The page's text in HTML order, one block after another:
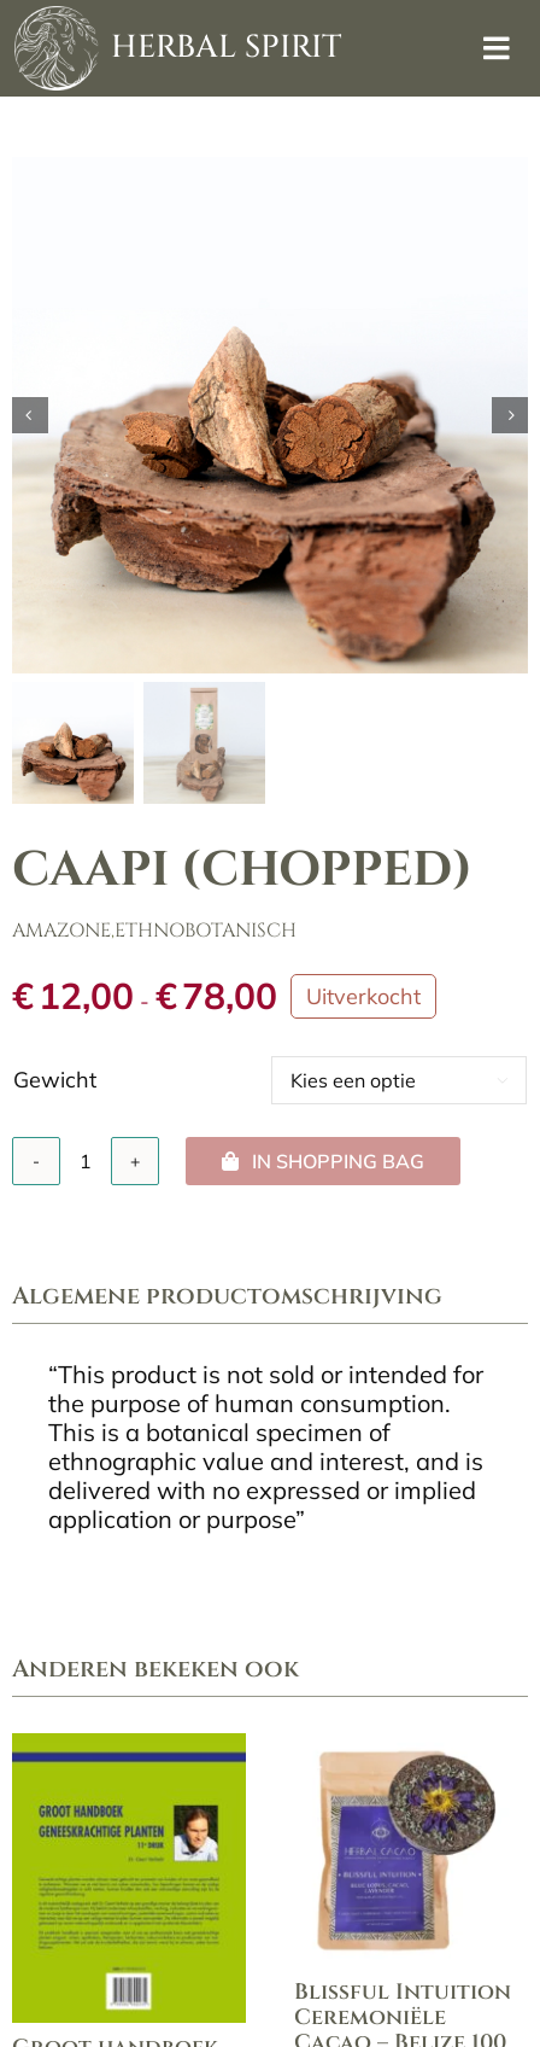
Skip
to
content
HERBAL SPIRIT
CAAPI (CHOPPED)
AMAZONE,ETHNOBOTANISCH
€12,00 - €78,00Prijsklasse:
€12,00
€78,00
Uitverkocht
Gewicht
Caapi
IN SHOPPING BAG
Algemene productomschrijving
“This product is not sold or intended for
the purpose of human consumption.
This is a botanical specimen of
ethnographic value and interest, and is
delivered with no expressed or implied
application or purpose”
Anderen bekeken ook
Blissful Intuition
Ceremoniële